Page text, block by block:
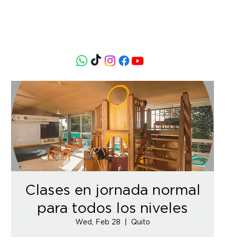
Clases en jornada normal
para todos los niveles
Wed, Feb 28 Quito